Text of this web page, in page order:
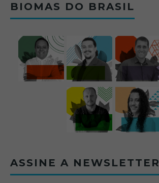
BIOMAS DO BRASIL
ASSINE A NEWSLETTER